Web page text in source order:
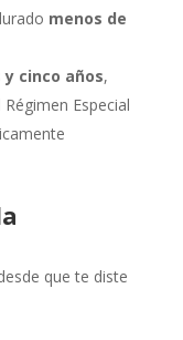
menos de
y cinco años,
Especial
que te diste